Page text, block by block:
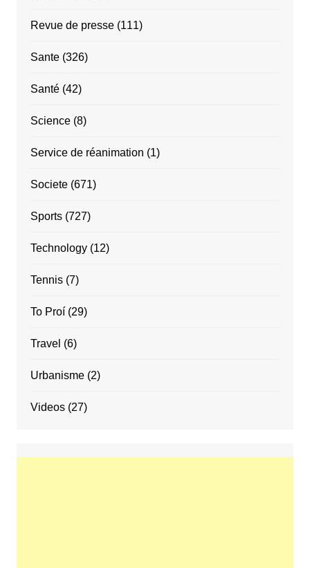
Revue de presse(111)
Sante(326)
Santé(42)
Science(8)
Service de réanimation (1)
Societe(671)
Sports(727)
Technology(12)
Tennis(7)
To Proí(29)
Travel (6)
Urbanisme(2)
Videos(27)